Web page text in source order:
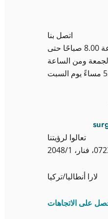
اتصل بنا
نحن مفتوحون من الساعة 8.00 صباحًا حتى
الجمعة ومن الساعة
تعالوا لرؤيتنا
2048/1
لارا أنطاليا/تركيا
على الاتجاهات